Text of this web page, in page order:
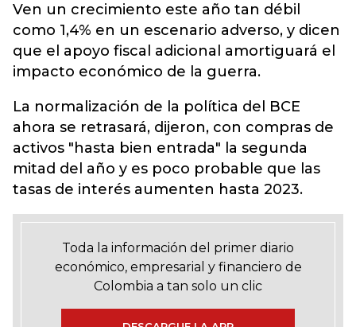
Ven un crecimiento este año tan débil
como 1,4% en un escenario adverso, y dicen
que el apoyo fiscal adicional amortiguará el
impacto económico de la guerra.
La normalización de la política del BCE
ahora se retrasará, dijeron, con compras de
activos "hasta bien entrada" la segunda
mitad del año y es poco probable que las
tasas de interés aumenten hasta 2023.
Toda la información del primer diario
económico, empresarial y financiero de
Colombia a tan solo un clic